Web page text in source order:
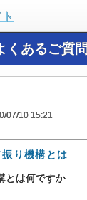
くあるご質問
07/10 15:21
り機構とは
とは何ですか